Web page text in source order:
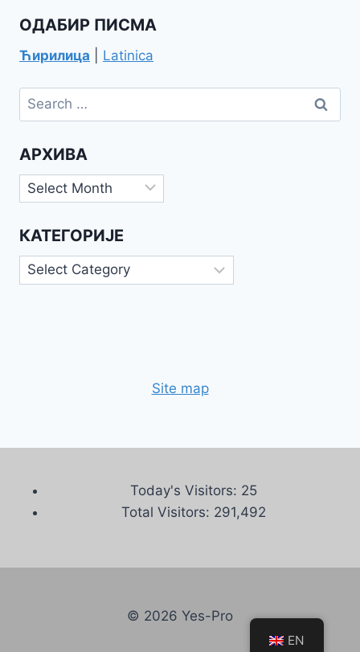
ОДАБИР ПИСМА
Ћирилица Latinica
Search
for:
АРХИВА
Архива
КАТЕГОРИЈЕ
Категорије
Site map
Today's Visitors: 25
Total Visitors: 291,492
© 2026 Yes-Pro
EN